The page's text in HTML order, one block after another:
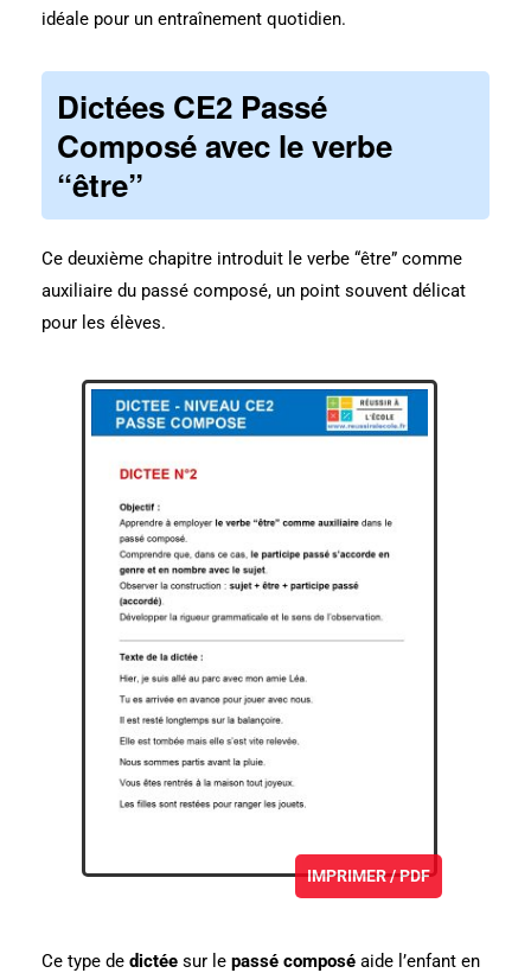
idéale pour un entraînement quotidien.
Dictées CE2 Passé
Composé avec le verbe
“être”
Ce deuxième chapitre introduit le verbe “être” comme
auxiliaire du passé composé, un point souvent délicat
pour les élèves.
IMPRIMER / PDF
Ce type de dictée sur le passé composé aide l’enfant en